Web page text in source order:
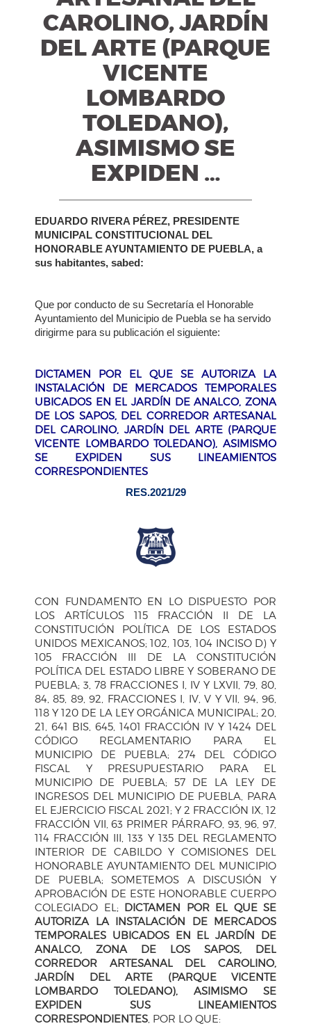
CAROLINO, JARDÍN
DEL ARTE (PARQUE
VICENTE
LOMBARDO
TOLEDANO),
ASIMISMO SE
EXPIDEN …
EDUARDO RIVERA PÉREZ, PRESIDENTE
MUNICIPAL CONSTITUCIONAL DEL
HONORABLE AYUNTAMIENTO DE PUEBLA, a
sus habitantes, sabed:
Que por conducto de su Secretaría el Honorable
Ayuntamiento del Municipio de Puebla se ha servido
dirigirme para su publicación el siguiente:
DICTAMEN POR EL QUE SE AUTORIZA LA
INSTALACIÓN DE MERCADOS TEMPORALES
UBICADOS EN EL JARDÍN DE ANALCO, ZONA
DE LOS SAPOS, DEL CORREDOR ARTESANAL
DEL CAROLINO, JARDÍN DEL ARTE (PARQUE
VICENTE LOMBARDO TOLEDANO), ASIMISMO
SE EXPIDEN SUS LINEAMIENTOS
CORRESPONDIENTES
RES.2021/29
CON FUNDAMENTO EN LO DISPUESTO POR
LOS ARTÍCULOS 115 FRACCIÓN II DE LA
CONSTITUCIÓN POLÍTICA DE LOS ESTADOS
UNIDOS MEXICANOS; 102, 103, 104 INCISO D) Y
105 FRACCIÓN III DE LA CONSTITUCIÓN
POLÍTICA DEL ESTADO LIBRE Y SOBERANO DE
PUEBLA; 3, 78 FRACCIONES I, IV Y LXVII, 79, 80,
84, 85, 89, 92, FRACCIONES I, IV, V Y VII, 94, 96,
118 Y 120 DE LA LEY ORGÁNICA MUNICIPAL; 20,
21, 641 BIS, 645, 1401 FRACCIÓN IV Y 1424 DEL
CÓDIGO REGLAMENTARIO PARA EL
MUNICIPIO DE PUEBLA; 274 DEL CÓDIGO
FISCAL Y PRESUPUESTARIO PARA EL
MUNICIPIO DE PUEBLA; 57 DE LA LEY DE
INGRESOS DEL MUNICIPIO DE PUEBLA, PARA
EL EJERCICIO FISCAL 2021; Y 2 FRACCIÓN IX, 12
FRACCIÓN VII, 63 PRIMER PÁRRAFO, 93, 96, 97,
114 FRACCIÓN III, 133 Y 135 DEL REGLAMENTO
INTERIOR DE CABILDO Y COMISIONES DEL
HONORABLE AYUNTAMIENTO DEL MUNICIPIO
DE PUEBLA; SOMETEMOS A DISCUSIÓN Y
APROBACIÓN DE ESTE HONORABLE CUERPO
COLEGIADO EL; DICTAMEN POR EL QUE SE
AUTORIZA LA INSTALACIÓN DE MERCADOS
TEMPORALES UBICADOS EN EL JARDÍN DE
ANALCO, ZONA DE LOS SAPOS, DEL
CORREDOR ARTESANAL DEL CAROLINO,
JARDÍN DEL ARTE (PARQUE VICENTE
LOMBARDO TOLEDANO), ASIMISMO SE
EXPIDEN SUS LINEAMIENTOS
CORRESPONDIENTES , POR LO QUE: